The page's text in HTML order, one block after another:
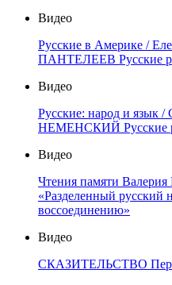
Видео
Русские в Америке /
ПАНТЕЛЕЕВ Русские
Видео
Русские: народ и
НЕМЕНСКИЙ Русские
Видео
Чтения памяти
«Разделенный русский
воссоединению»
Видео
СКАЗИТЕЛЬСТВО